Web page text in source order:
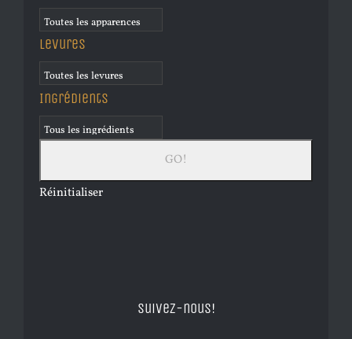
Levures
Ingrédients
Réinitialiser
Suivez-nous!